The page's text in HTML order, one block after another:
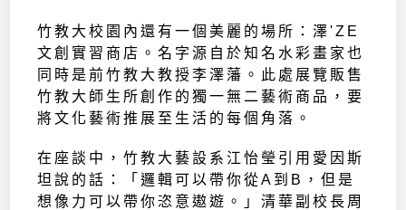
竹教大校園內還有一個美麗的場所：澤'ZE
文創實習商店。名字源自於知名水彩畫家也
同時是前竹教大教授李澤藩。此處展覽販售
竹教大師生所創作的獨一無二藝術商品，要
將文化藝術推展至生活的每個角落。
在座談中，竹教大藝設系江怡瑩引用愛因斯
坦說的話：「邏輯可以帶你從A到B，但是
想像力可以帶你恣意遨遊。」清華副校長周